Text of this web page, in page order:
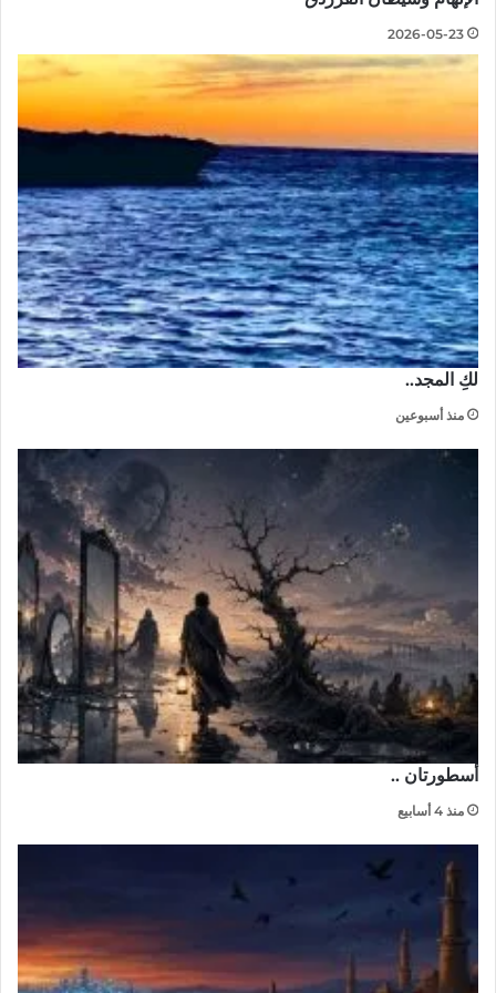
2026-05-23
لكِ المجد..
منذ أسبوعين
أسطورتان ..
منذ 4 أسابيع